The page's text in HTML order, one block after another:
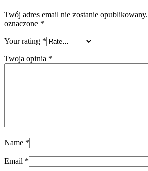
Twój adres email nie zostanie opublikowany.
oznaczone *
Your rating *
Twoja opinia *
Name *
Email *